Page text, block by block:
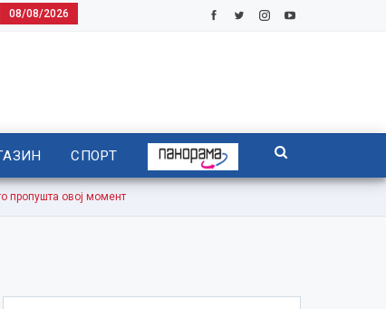
08/08/2026
СПОРТ
овој момент